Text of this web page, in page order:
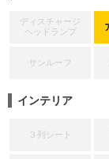
ディスチャージ
ヘッドランプ
サンルーフ
インテリア
３列シート